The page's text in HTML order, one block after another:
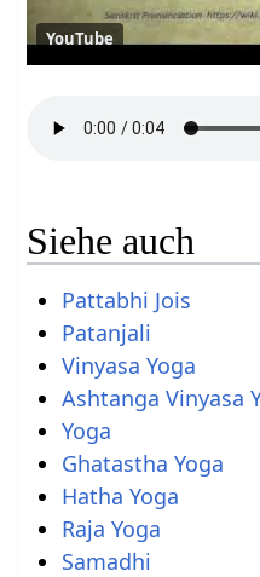
YouTube
Siehe auch
Pattabhi Jois
Patanjali
Vinyasa Yoga
Ashtanga Vinyasa
Yoga
Ghatastha Yoga
Hatha Yoga
Raja Yoga
Samadhi